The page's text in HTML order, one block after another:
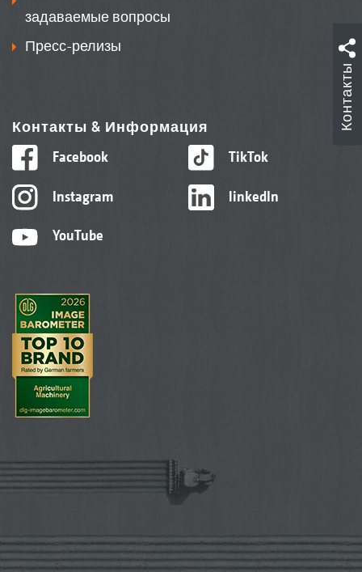
задаваемые вопросы
Пресс-релизы
Контакты & Информация
Facebook
Instagram
YouTube
TikTok
linkedIn
Контакты